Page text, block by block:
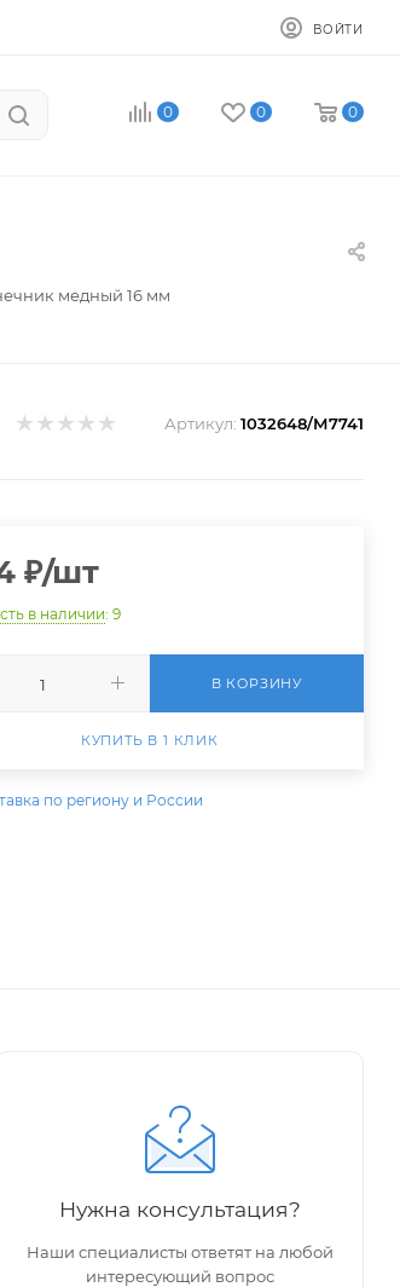
ВОЙТИ
0 0 0
медный 16 мм
Артикул: 1032648/М7741
₽/шт
в наличии: 9
В КОРЗИНУ
КУПИТЬ В 1 КЛИК
по региону и России
Нужна консультация?
Наши специалисты ответят на любой
интересующий вопрос